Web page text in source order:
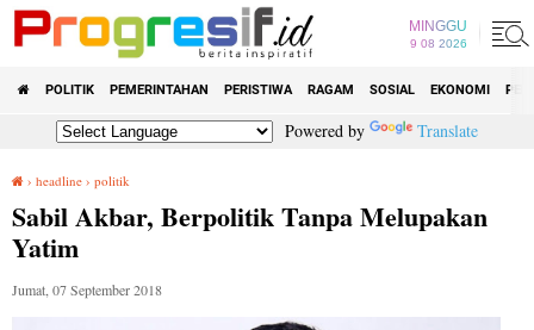
MINGGU
9 08 2026
POLITIK PEMERINTAHAN PERISTIWA RAGAM SOSIAL EKONOMI
Powered by Translate
› headline › politik
Sabil Akbar, Berpolitik Tanpa Melupakan
Yatim
Jumat, 07 September 2018